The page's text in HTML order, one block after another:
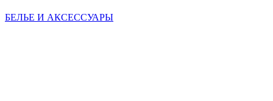
БЕЛЬЕ И АКСЕССУАРЫ